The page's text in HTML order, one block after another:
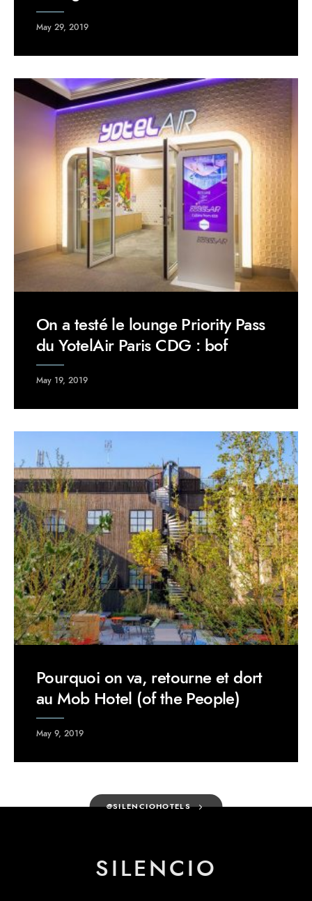
May 29, 2019
On a testé le lounge Priority Pass
du YotelAir Paris CDG : bof
May 19, 2019
Pourquoi on va, retourne et dort
au Mob Hotel (of the People)
May 9, 2019
@SILENCIOHOTELS
SILENCIO